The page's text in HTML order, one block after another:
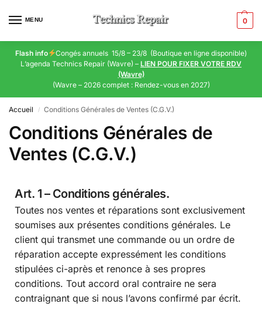
MENU 0
Flash info
Congés annuels 15/8 – 23/8 (Boutique en ligne disponible)
L’agenda Technics Repair (Wavre) – LIEN POUR FIXER VOTRE RDV
(Wavre)
(Wavre – 2026 complet : Rendez-vous en 2027)
Accueil / Conditions Générales de Ventes (C.G.V.)
Conditions Générales de
Ventes (C.G.V.)
Art. 1 – Conditions générales.
Toutes nos ventes et réparations sont exclusivement
soumises aux présentes conditions générales. Le
client qui transmet une commande ou un ordre de
réparation accepte expressément les conditions
stipulées ci-après et renonce à ses propres
conditions. Tout accord oral contraire ne sera
contraignant que si nous l’avons confirmé par écrit.